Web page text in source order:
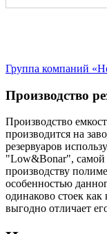
Группа компаний
Производство
Производство
производится на
резервуаров
"Low&Bonar", самой
производству
особенностью
одинаково стоек
выгодно отличает